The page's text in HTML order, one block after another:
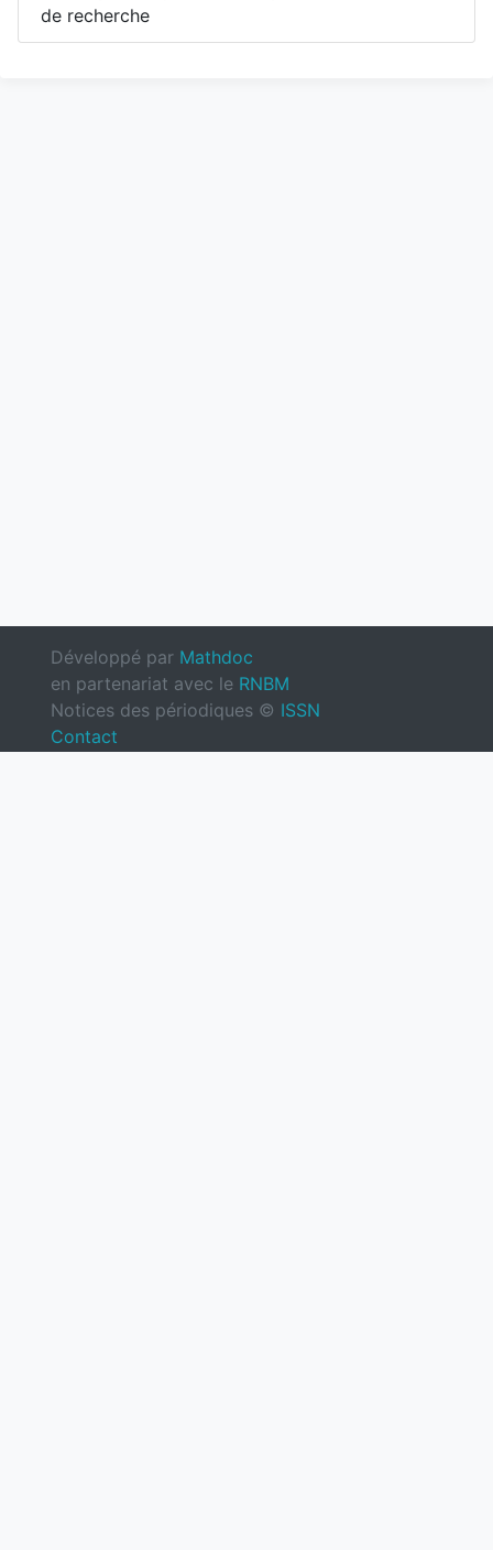
de recherche
Développé par Mathdoc
en partenariat avec le RNBM
Notices des périodiques © ISSN
Contact